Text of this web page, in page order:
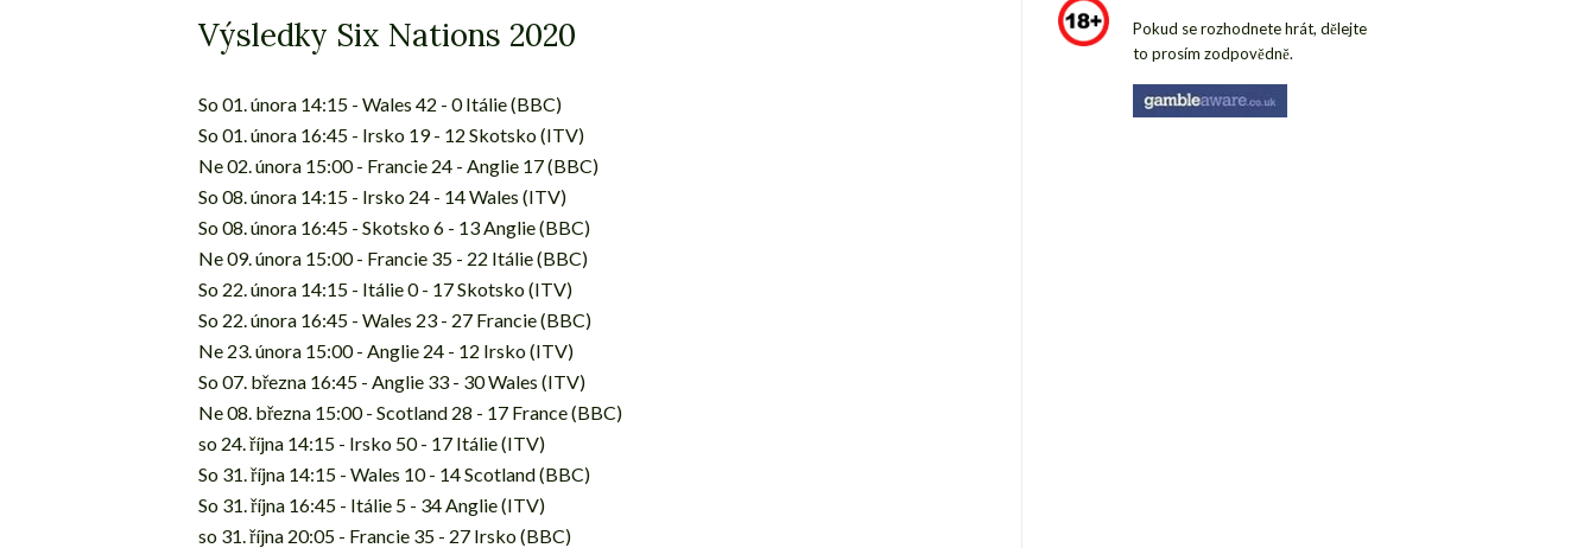
Výsledky Six Nations 2020
So 01. února 14:15 - Wales 42 - 0 Itálie (BBC)
So 01. února 16:45 - Irsko 19 - 12 Skotsko (ITV)
Ne 02. února 15:00 - Francie 24 - Anglie 17 (BBC)
So 08. února 14:15 - Irsko 24 - 14 Wales (ITV)
So 08. února 16:45 - Skotsko 6 - 13 Anglie (BBC)
Ne 09. února 15:00 - Francie 35 - 22 Itálie (BBC)
So 22. února 14:15 - Itálie 0 - 17 Skotsko (ITV)
So 22. února 16:45 - Wales 23 - 27 Francie (BBC)
Ne 23. února 15:00 - Anglie 24 - 12 Irsko (ITV)
So 07. března 16:45 - Anglie 33 - 30 Wales (ITV)
Ne 08. března 15:00 - Scotland 28 - 17 France (BBC)
so 24. října 14:15 - Irsko 50 - 17 Itálie (ITV)
So 31. října 14:15 - Wales 10 - 14 Scotland (BBC)
So 31. října 16:45 - Itálie 5 - 34 Anglie (ITV)
so 31. října 20:05 - Francie 35 - 27 Irsko (BBC)
Pokud se rozhodnete hrát, dělejte
to prosím zodpovědně.